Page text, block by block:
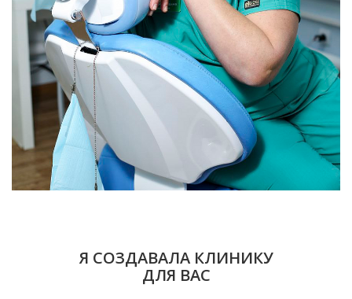
Я СОЗДАВАЛА КЛИНИКУ
ДЛЯ ВАС